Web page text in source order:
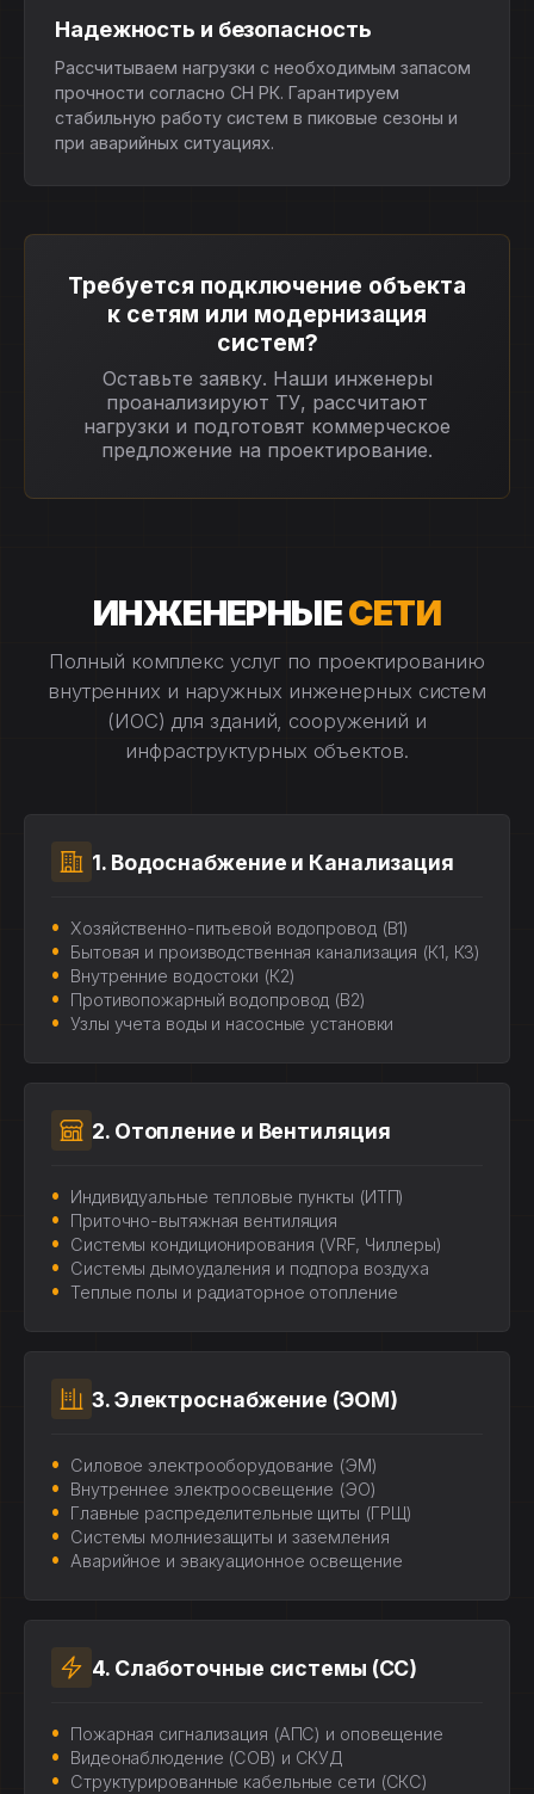
Надежность и безопасность
Рассчитываем нагрузки с необходимым запасом
прочности согласно СН РК. Гарантируем
стабильную работу систем в пиковые сезоны и
при аварийных ситуациях.
Требуется подключение объекта
к сетям или модернизация
систем?
Оставьте заявку. Наши инженеры
проанализируют ТУ, рассчитают
нагрузки и подготовят коммерческое
предложение на проектирование.
ИНЖЕНЕРНЫЕСЕТИ
Полный комплекс услуг по проектированию
внутренних и наружных инженерных систем
(ИОС) для зданий, сооружений и
инфраструктурных объектов.
1. Водоснабжение и Канализация
Хозяйственно-питьевой водопровод (В1)
Бытовая и производственная канализация (К1, К3)
Внутренние водостоки (К2)
Противопожарный водопровод (В2)
Узлы учета воды и насосные установки
2. Отопление и Вентиляция
Индивидуальные тепловые пункты (ИТП)
Приточно-вытяжная вентиляция
Системы кондиционирования (VRF, Чиллеры)
Системы дымоудаления и подпора воздуха
Теплые полы и радиаторное отопление
3. Электроснабжение (ЭОМ)
Силовое электрооборудование (ЭМ)
Внутреннее электроосвещение (ЭО)
Главные распределительные щиты (ГРЩ)
Системы молниезащиты и заземления
Аварийное и эвакуационное освещение
4. Слаботочные системы (СС)
Пожарная сигнализация (АПС) и оповещение
Видеонаблюдение (СОВ) и СКУД
Структурированные кабельные сети (СКС)